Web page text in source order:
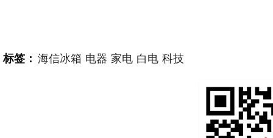
标签： 海信冰箱 电器 家电 白电 科技